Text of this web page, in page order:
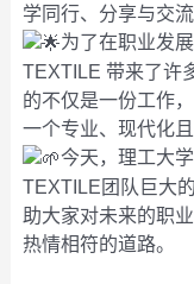
学同行、分享与交流
为了在职业发
TEXTILE 带来了许
的不仅是一份工作
一个专业、现代化
今天，理工大
TEXTILE团队巨大
助大家对未来的职
热情相符的道路。